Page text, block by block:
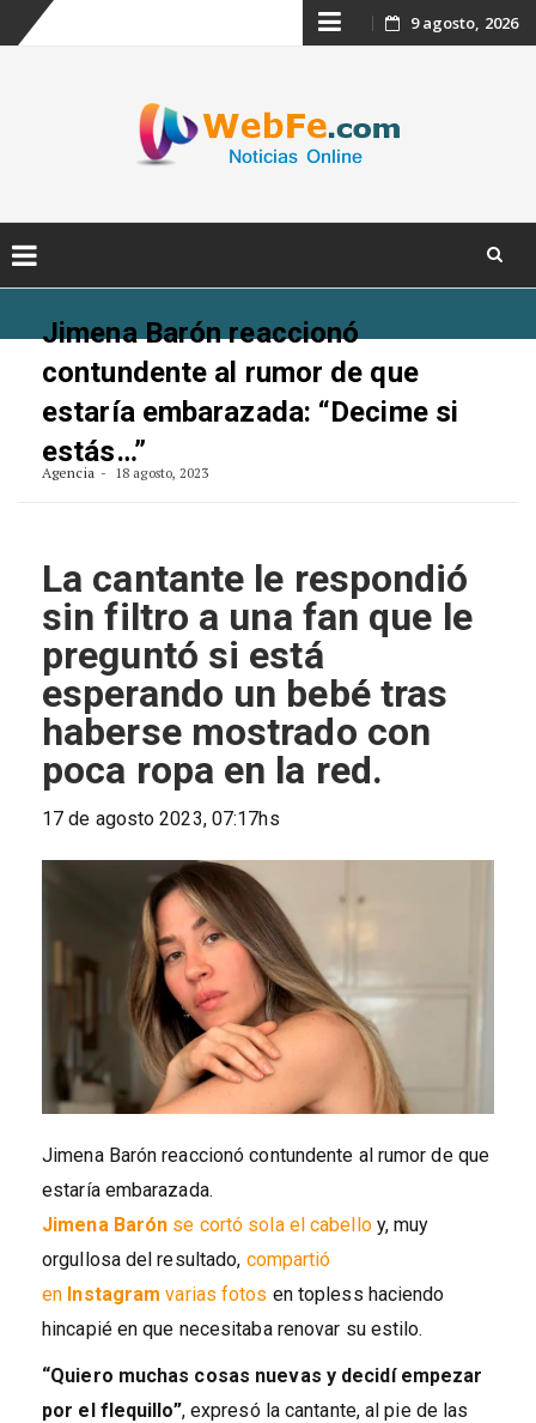
Skip
content
9 agosto, 2026
Jimena Barón reaccionó
contundente al rumor de que
estaría embarazada: “Decime si
estás…”
Agencia 18 agosto, 2023
La cantante le respondió
sin filtro a una fan que le
preguntó si está
esperando un bebé tras
haberse mostrado con
poca ropa en la red.
17 de agosto 2023, 07:17hs
Jimena Barón reaccionó contundente al rumor de que
estaría embarazada.
Jimena Barón se cortó sola el cabelloy, muy
orgullosa del resultado, compartió
en Instagramvarias fotos en topless haciendo
hincapié en que necesitaba renovar su estilo.
“Quiero muchas cosas nuevas y decidí empezar
por el flequillo”, expresó la cantante, al pie de las